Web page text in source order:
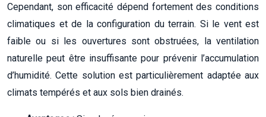
Cependant, son efficacité dépend fortement des conditions
climatiques et de la configuration du terrain. Si le vent est
faible ou si les ouvertures sont obstruées, la ventilation
naturelle peut être insuffisante pour prévenir l’accumulation
d’humidité. Cette solution est particulièrement adaptée aux
climats tempérés et aux sols bien drainés.